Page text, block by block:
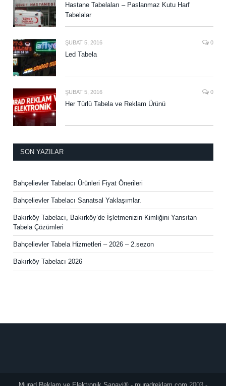
Hastane Tabelaları – Paslanmaz Kutu Harf
Tabelalar
ŞUBAT 5, 2016 0
Led Tabela
ŞUBAT 5, 2016 0
Her Türlü Tabela ve Reklam Ürünü
SON YAZILAR
Bahçelievler Tabelacı Ürünleri Fiyat Önerileri
Bahçelievler Tabelacı Sanatsal Yaklaşımlar.
Bakırköy Tabelacı, Bakırköy’de İşletmenizin Kimliğini Yansıtan
Tabela Çözümleri
Bahçelievler Tabela Hizmetleri – 2026 – 2.sezon
Bakırköy Tabelacı 2026